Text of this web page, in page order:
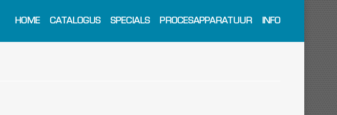
HOME CATALOGUS SPECIALS PROCESAPPARATUUR INFO